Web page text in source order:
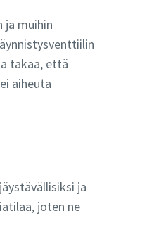
ja muihin
takaa, että
aiheuta
ja
joten ne